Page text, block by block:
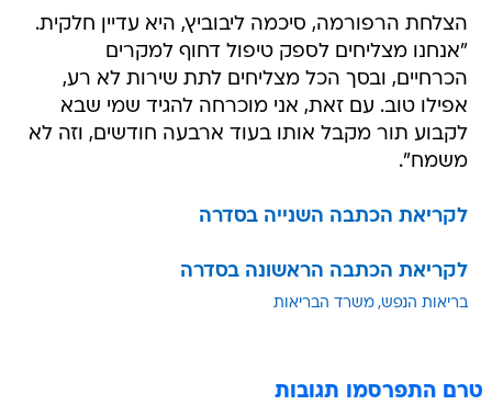
הצלחת הרפורמה, סיכמה ליבוביץ, היא עדיין חלקית.
"אנחנו מצליחים לספק טיפול דחוף למקרים
הכרחיים, ובסך הכל מצליחים לתת שירות לא רע,
אפילו טוב. עם זאת, אני מוכרחה להגיד שמי שבא
לקבוע תור מקבל אותו בעוד ארבעה חודשים, וזה לא
משמח".
לקריאת הכתבה השנייה בסדרה
לקריאת הכתבה הראשונה בסדרה
בריאות הנפש משרד הבריאות
טרם התפרסמו תגובות